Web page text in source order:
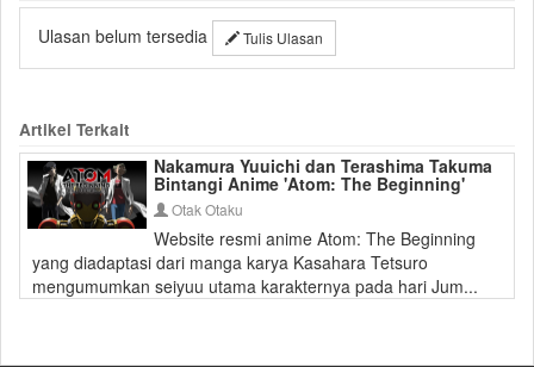
Ulasan belum tersedia Tulis Ulasan
Artikel Terkait
Nakamura Yuuichi dan Terashima Takuma
Bintangi Anime 'Atom: The Beginning'
Otak Otaku
Website resmi anime Atom: The Beginning
yang diadaptasi dari manga karya Kasahara Tetsuro
mengumumkan seiyuu utama karakternya pada hari Jum...